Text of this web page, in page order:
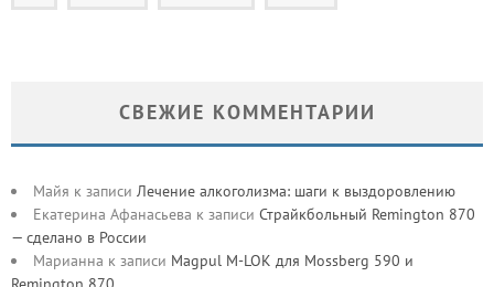
СВЕЖИЕ КОММЕНТАРИИ
Майя к записи Лечение алкоголизма: шаги к выздоровлению
Екатерина Афанасьева к записи Страйкбольный Remington 870
— сделано в России
Марианна к записи Magpul M-LOK для Mossberg 590 и